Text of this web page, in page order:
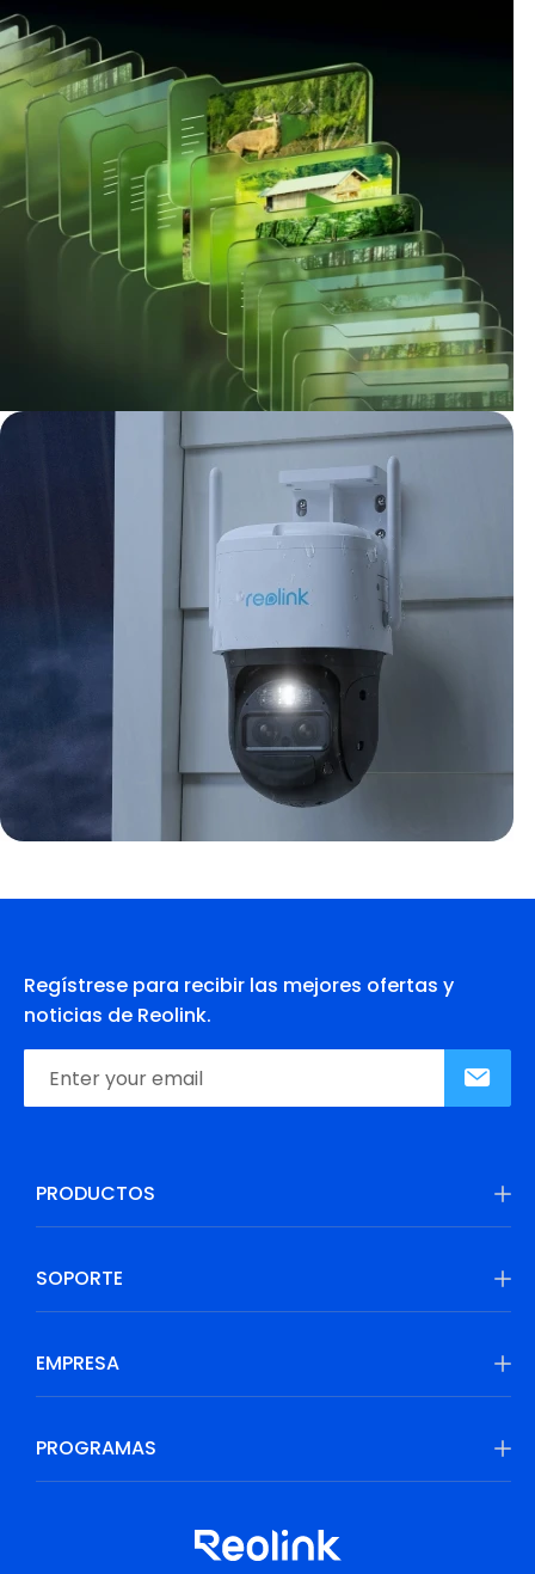
Regístrese para recibir las mejores ofertas y
noticias de Reolink.
PRODUCTOS
SOPORTE
EMPRESA
PROGRAMAS